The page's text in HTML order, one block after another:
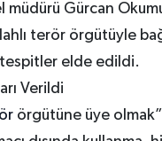
Gürcan
terör örgütüyle
tespitler elde edildi.
Verildi
örgütüne üye